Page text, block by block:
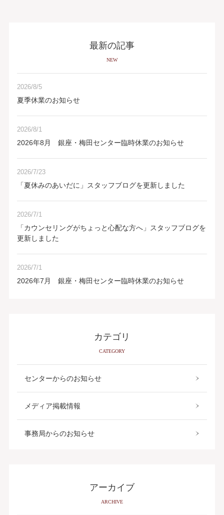
最新の記事
NEW
2026/8/5
夏季休業のお知らせ
2026/8/1
2026年8月 銀座・梅田センター臨時休業のお知らせ
2026/7/23
「夏休みのあいだに」スタッフブログを更新しました
2026/7/1
「カウンセリングがちょっと心配な方へ」スタッフブログを
更新しました
2026/7/1
2026年7月 銀座・梅田センター臨時休業のお知らせ
カテゴリ
CATEGORY
センターからのお知らせ
メディア掲載情報
事務局からのお知らせ
アーカイブ
ARCHIVE